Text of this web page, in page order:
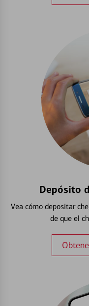
Depósito
Vea cómo depositar
de que el